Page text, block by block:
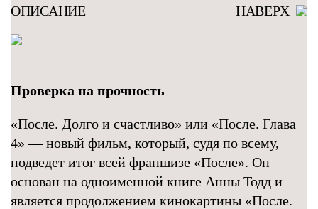
ОПИСАНИЕ НАВЕРХ
Проверка на прочность
«После. Долго и счастливо» или «После. Глава
4» — новый фильм, который, судя по всему,
подведет итог всей франшизе «После». Он
основан на одноименной книге Анны Тодд и
является продолжением кинокартины «После.